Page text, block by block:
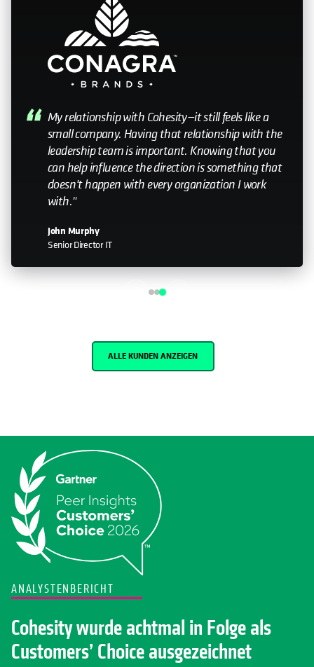
My relationship with Cohesity—it still feels like a
small company. Having that relationship with the
leadership team is important. Knowing that you
can help influence the direction is something that
doesn’t happen with every organization I work
with."
John Murphy
Senior Director IT
ALLE KUNDEN ANZEIGEN
ANALYSTENBERICHT
Cohesity wurde achtmal in Folge als
Customers’ Choice ausgezeichnet